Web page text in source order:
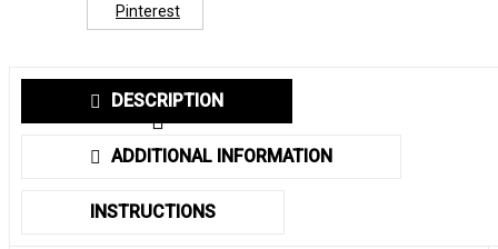
Pinterest
DESCRIPTION
ADDITIONAL INFORMATION
INSTRUCTIONS